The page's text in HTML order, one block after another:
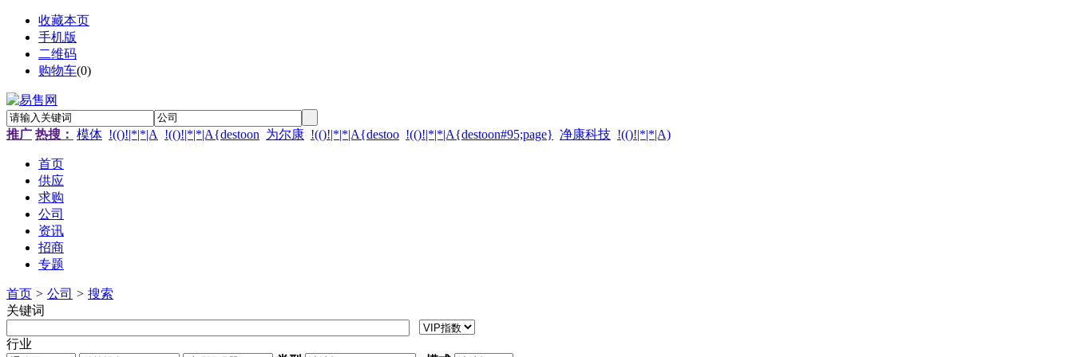
收藏本页
手机版
二维码
购物车(0)
推广 热搜： 模体 !(()!|*|*|A !(()!|*|*|A{destoon 为尔康 !(()!|*|*|A{destoo !(()!|*|*|A{destoon#95;page} 净康科技 !(()!|*|*|A)
首页
供应
求购
公司
资讯
招商
专题
首页 > 公司 > 搜索
关键词
行业